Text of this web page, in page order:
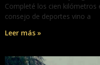
Completé los cien kilómetros
consejo de deportes vino a
Leer más »